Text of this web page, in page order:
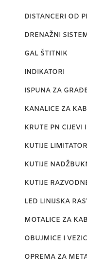
DISTANCERI OD
DRENAŽNI
GAL ŠTITNIK
INDIKATORI
ISPUNA ZA
KANALICE ZA
KRUTE PN CIJEVI
KUTIJE
KUTIJE
KUTIJE
LED LINIJSKA
MOTALICE ZA
OBUJMICE I
OPREMA ZA